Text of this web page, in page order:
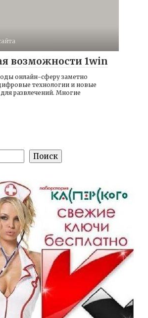
возможности 1win
онлайн-сферу заметно
технологии и новые
развлечений. Многие
Поиск